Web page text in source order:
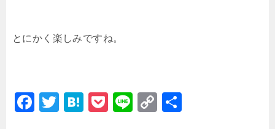
とにかく楽しみですね。
F
T
H
P
Li
C